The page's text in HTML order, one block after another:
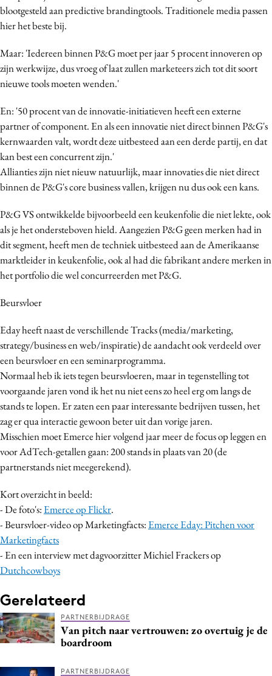
blootgesteld aan predictive brandingtools. Traditionele media passen
hier het beste bij.
Maar: 'Iedereen binnen P&G moet per jaar 5 procent innoveren op
zijn werkwijze, dus vroeg of laat zullen marketeers zich tot dit soort
nieuwe tools moeten wenden.'
En: '50 procent van de innovatie-initiatieven heeft een externe
partner of component. En als een innovatie niet direct binnen P&G's
kernwaarden valt, wordt deze uitbesteed aan een derde partij, en dat
kan best een concurrent zijn.'
Allianties zijn niet nieuw natuurlijk, maar innovaties die niet direct
binnen de P&G's core business vallen, krijgen nu dus ook een kans.
P&G VS ontwikkelde bijvoorbeeld een keukenfolie die niet lekte, ook
als je het ondersteboven hield. Aangezien P&G geen merken had in
dit segment, heeft men de techniek uitbesteed aan de Amerikaanse
marktleider in keukenfolie, ook al had die fabrikant andere merken in
het portfolio die wel concurreerden met P&G.
Beursvloer
Eday heeft naast de verschillende Tracks (media/marketing,
strategy/business en web/inspiratie) de aandacht ook verdeeld over
een beursvloer en een seminarprogramma.
Normaal heb ik iets tegen beursvloeren, maar in tegenstelling tot
voorgaande jaren vond ik het nu niet eens zo heel erg om langs de
stands te lopen. Er zaten een paar interessante bedrijven tussen, het
zag er qua interactie gewoon beter uit dan vorige jaren.
Misschien moet Emerce hier volgend jaar meer de focus op leggen en
voor AdTech-getallen gaan: 200 stands in plaats van 20 (de
partnerstands niet meegerekend).
Kort overzicht in beeld:
- De foto's:Emerce op Flickr.
- Beursvloer-video op Marketingfacts:Emerce Eday: Pitchen voor
Marketingfacts
- En een interview met dagvoorzitter Michiel Frackers op
Dutchcowboys
Gerelateerd
PARTNERBIJDRAGE
Van pitch naar vertrouwen: zo overtuig je de
boardroom
PARTNERBIJDRAGE